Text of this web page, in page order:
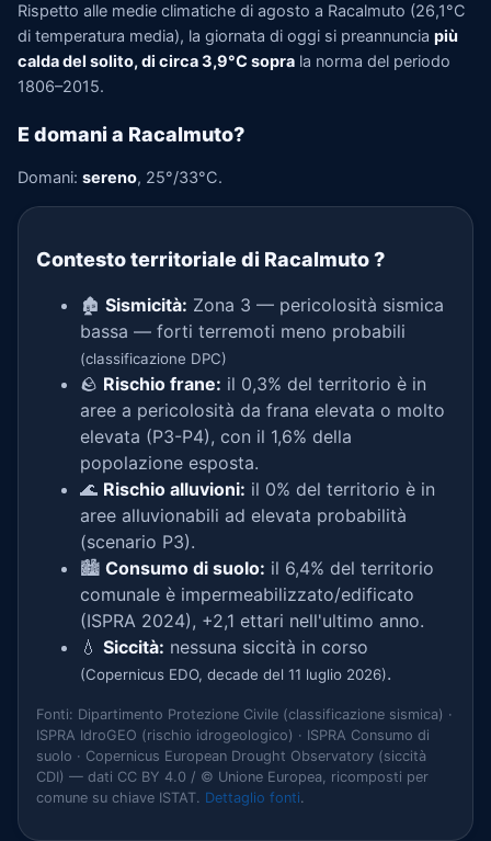
Rispetto alle medie climatiche di agosto a Racalmuto (26,1°C
di temperatura media), la giornata di oggi si preannuncia più
calda del solito, di circa 3,9°C sopra la norma del periodo
1806–2015.
E domani a Racalmuto?
Domani: sereno, 25°/33°C.
Contesto territoriale di Racalmuto?
🏚️ Sismicità: Zona 3 — pericolosità sismica
bassa — forti terremoti meno probabili
(classificazione DPC)
🪨 Rischio frane: il 0,3% del territorio è in
aree a pericolosità da frana elevata o molto
elevata (P3-P4), con il 1,6% della
popolazione esposta.
🌊 Rischio alluvioni: il 0% del territorio è in
aree alluvionabili ad elevata probabilità
(scenario P3).
🏙️ Consumo di suolo: il 6,4% del territorio
comunale è impermeabilizzato/edificato
(ISPRA 2024), +2,1 ettari nell'ultimo anno.
💧 Siccità: nessuna siccità in corso
(Copernicus EDO, decade del 11 luglio 2026).
Fonti: Dipartimento Protezione Civile (classificazione sismica) ·
ISPRA IdroGEO (rischio idrogeologico) · ISPRA Consumo di
suolo · Copernicus European Drought Observatory (siccità
CDI) — dati CC BY 4.0 / © Unione Europea, ricomposti per
comune su chiave ISTAT. Dettaglio fonti.